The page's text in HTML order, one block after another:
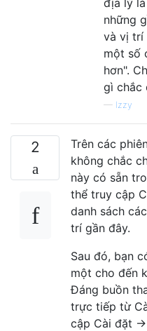
những
và vị trí
một số
hơn".
gì chắc
— Izzy
2
Trên các
không chắc
này có sẵn
thể truy cập
danh sách
trí gần đây.
Sau đó, bạn
một cho đến
Đáng buồn
trực tiếp từ
cập Cài đặt -